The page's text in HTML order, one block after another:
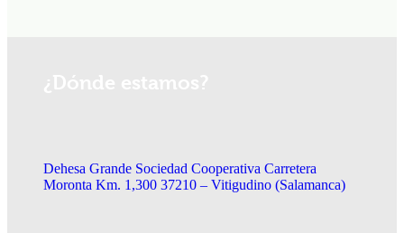
Dehesa Grande Sociedad Cooperativa Carretera
Moronta Km. 1,300 37210 – Vitigudino (Salamanca)